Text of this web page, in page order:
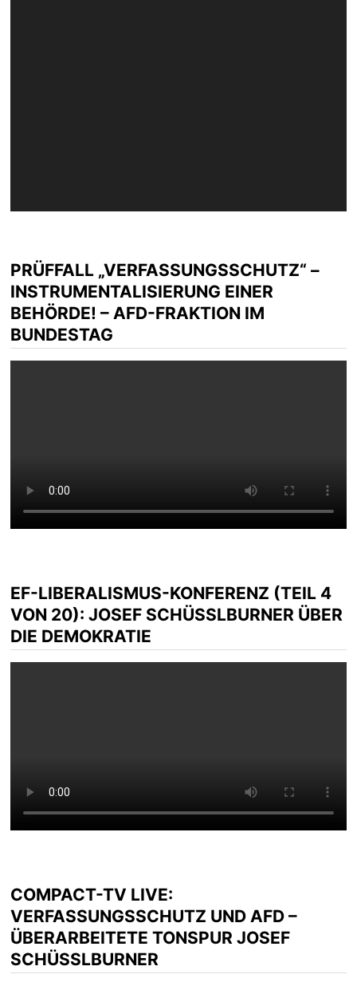
PRÜFFALL „VERFASSUNGSSCHUTZ“ –
INSTRUMENTALISIERUNG EINER
BEHÖRDE! – AFD-FRAKTION IM
BUNDESTAG
EF-LIBERALISMUS-KONFERENZ (TEIL 4
VON 20): JOSEF SCHÜSSLBURNER ÜBER D
IE DEMOKRATIE
COMPACT-TV LIVE:
VERFASSUNGSSCHUTZ UND AFD –
ÜBERARBEITETE TONSPUR JOSEF
SCHÜSSLBURNER